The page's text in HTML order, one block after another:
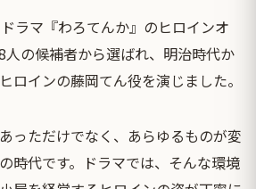
ラマ『わろてんか』のヒロインオ
人の候補者から選ばれ、明治時代か
ロインの藤岡てん役を演じました。
っただけでなく、あらゆるものが変
時代です。ドラマでは、そんな環境